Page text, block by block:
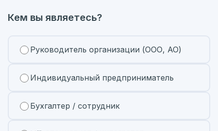
Кем вы являетесь?
Руководитель организации (ООО, АО)
Индивидуальный предприниматель
Бухгалтер / сотрудник